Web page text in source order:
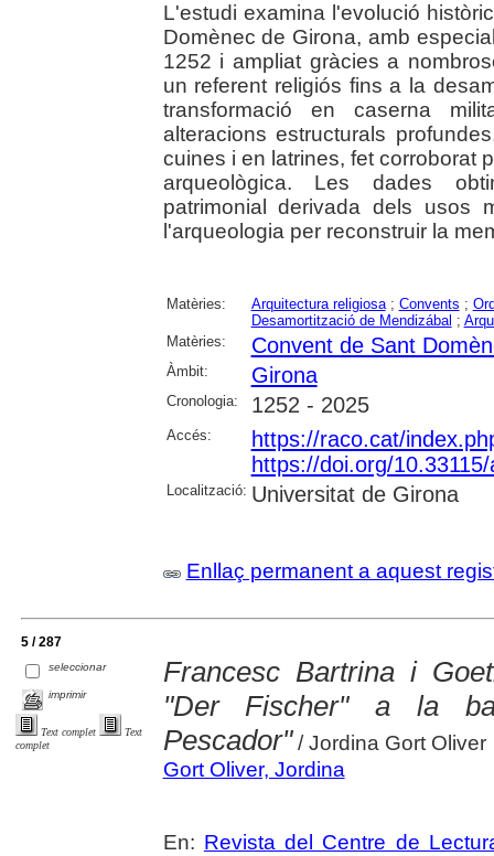
L'estudi examina l'evolució
Domènec de Girona, amb
1252 i ampliat gràcies a
un referent religiós fins a la
transformació en caserna
alteracions estructurals
cuines i en latrines, fet corroborat
arqueològica. Les dades
patrimonial derivada dels usos
l'arqueologia per reconstruir la
Matèries: Arquitectura religiosa; Convents ;
Desamortització de Mendizábal ;
Matèries:
Convent de Sant
Àmbit: Girona
Cronologia: 1252 - 2025
Accés:
https://raco.cat/
https://doi.org/
Localització: Universitat de Girona
Enllaç permanent a aquest
5 / 287
seleccionar
imprimir
Text complet
Text
complet
Francesc Bartrina i
"Der Fischer" a la
Pescador"/ Jordina Gort Oliver
Gort Oliver, Jordina
En: Revista del Centre de